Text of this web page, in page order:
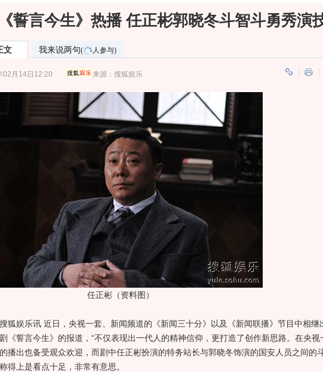
《誓言今生》热播 任正彬郭晓冬斗智斗勇秀演
文 我来说两句( 人参与)
02月14日12:20 来源：搜狐娱乐
任正彬（资料图）
娱乐讯 近日，央视一套、新闻频道的《新闻三十分》以及《新闻联播》节目中相继
《誓言今生》的报道，“不仅表现出一代人的精神信仰，更打造了创作新思路。在央视
播出也备受观众欢迎，而剧中任正彬扮演的特务站长与郭晓冬饰演的国安人员之间的
得上是看点十足，非常有意思。